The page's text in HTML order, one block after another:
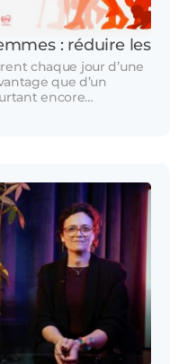
: réduire les
chaque jour d’une
que d’un
encore…